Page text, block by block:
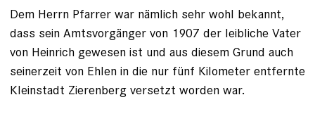
Dem Herrn Pfarrer war nämlich sehr wohl bekannt,
dass sein Amtsvorgänger von 1907 der leibliche Vater
von Heinrich gewesen ist und aus diesem Grund auch
seinerzeit von Ehlen in die nur fünf Kilometer entfernte
Kleinstadt Zierenberg versetzt worden war.